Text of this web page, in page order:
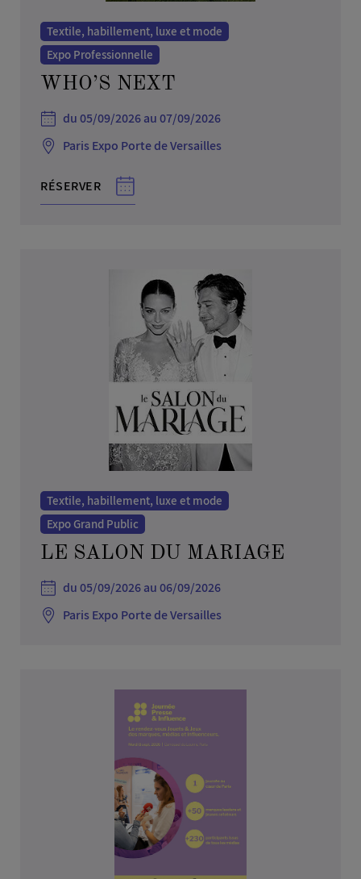
Textile, habillement, luxe et mode
Expo Professionnelle
WHO’S NEXT
du 05/09/2026 au 07/09/2026
Paris Expo Porte de Versailles
RÉSERVER
Textile, habillement, luxe et mode
Expo Grand Public
LE SALON DU MARIAGE
du 05/09/2026 au 06/09/2026
Paris Expo Porte de Versailles